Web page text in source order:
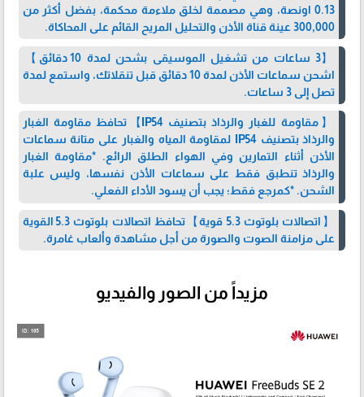
0.13 اونصة، وهي مصممة لخلق ملاءمة محكمة، بفضل أكثر من
300,000 عينة قناة الأذن والتحليل المريح القائم على المحاكاة.
【3 ساعات من تشغيل الموسيقى بشحن لمدة 10 دقائق】
اشحن سماعات الأذن لمدة 10 دقائق قبل تنقلاتك، واستمع لمدة
تصل إلى 3 ساعات.
【مقاومة للغبار والرذاذ بتصنيف IP54】تحافظ مقاومة الغبار
والرذاذ بتصنيف IP54 لمقاومة المياه والغبار على متانة سماعات
الأذن أثناء التمارين وفي الهواء الطلق الرائع. *مقاومة الغبار
والرذاذ تنطبق فقط على سماعات الأذن نفسها، وليس علبة
الشحن. *كمرجع فقط؛ يجب أن يسود الأداء الفعلي.
【اتصالات بلوتوث 5.3 قوية】تحافظ اتصالات بلوتوث 5.3 القوية
على مزامنة الصوت والصورة من أجل مشاهدة وألعاب غامرة.
مزيداً من الصور والفيديو